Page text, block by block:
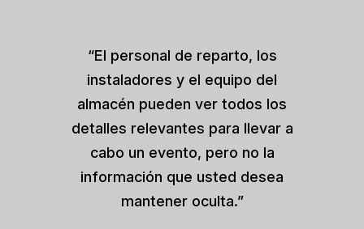
“El personal de reparto, los
instaladores y el equipo del
almacén pueden ver todos los
detalles relevantes para llevar a
cabo un evento, pero no la
información que usted desea
mantener oculta.”